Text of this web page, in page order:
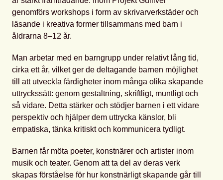
genomförs workshops i form av skrivarverkstäder och
läsande i kreativa former tillsammans med barn i
åldrarna 8–12 år.
Man arbetar med en barngrupp under relativt lång tid,
cirka ett år, vilket ger de deltagande barnen möjlighet
till att utveckla färdigheter inom många olika skapande
uttryckssätt: genom gestaltning, skriftligt, muntligt och
så vidare. Detta stärker och stödjer barnen i ett vidare
perspektiv och hjälper dem uttrycka känslor, bli
empatiska, tänka kritiskt och kommunicera tydligt.
Barnen får möta poeter, konstnärer och artister inom
musik och teater. Genom att ta del av deras verk
skapas förståelse för hur konstnärligt skapande går till